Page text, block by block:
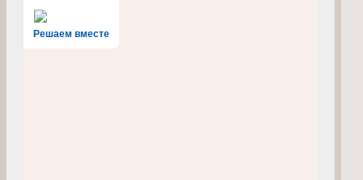
Решаем вместе